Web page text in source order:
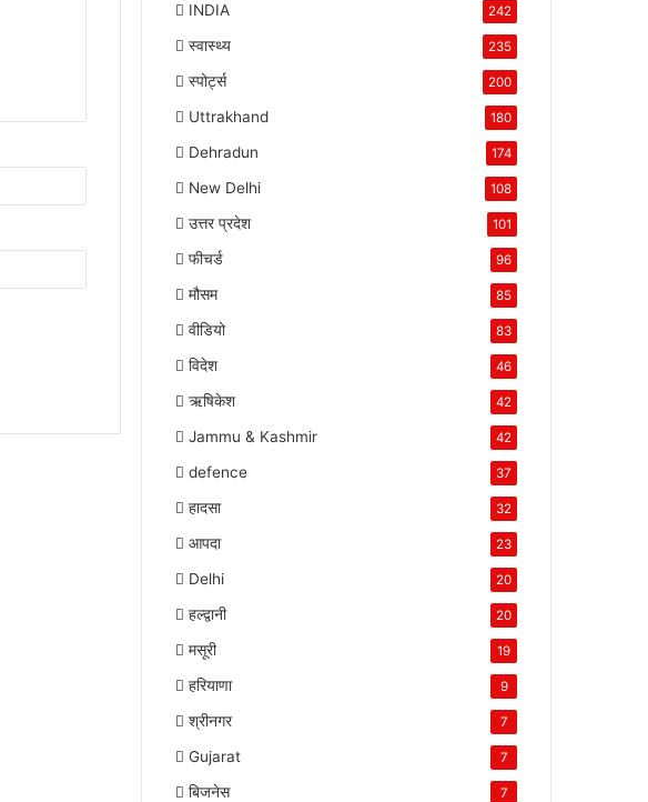
INDIA 242
स्वास्थ्य 235
स्पोर्ट्स 200
Uttrakhand 180
Dehradun 174
New Delhi 108
उत्तर प्रदेश 101
फीचर्ड 96
मौसम 85
वीडियो 83
विदेश 46
ऋषिकेश 42
Jammu & Kashmir 42
defence 37
हादसा 32
आपदा 23
Delhi 20
हल्द्वानी 20
मसूरी 19
हरियाणा 9
श्रीनगर 7
Gujarat 7
बिजनेस 7